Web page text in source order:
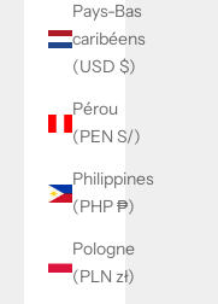
Pays-Bas
caribéens
(USD $)
Pérou
(PEN S/)
Philippines
(PHP ₱)
Pologne
(PLN zł)